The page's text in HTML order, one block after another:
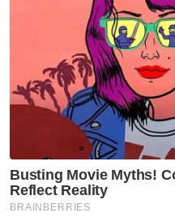
Berita Telus & Tulus
hari!